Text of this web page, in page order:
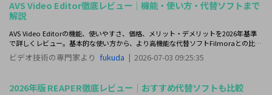
AVS Video Editor徹底レビュー｜機能・使い方・代替ソフトまで
解説
AVS Video Editorの機能、使いやすさ、価格、メリット・デメリットを2026年基準
で詳しくレビュー。基本的な使い方から、より高機能な代替ソフトFilmoraとの比較
までわかりやすく解説します。
ビデオ技術の専門家より fukuda | 2026-07-03 09:25:35
2026年版 REAPER徹底レビュー｜おすすめ代替ソフトも比較